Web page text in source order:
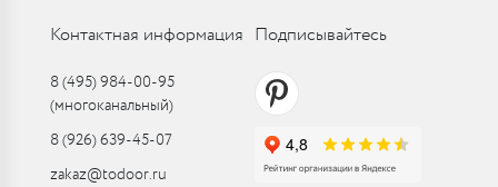
Контактная информация
8 (495) 984-00-95
(многоканальный)
8 (926) 639-45-07
zakaz@todoor.ru
Подписывайтесь